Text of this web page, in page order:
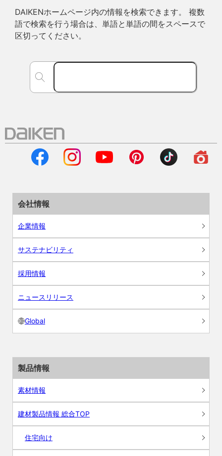
DAIKENホームページ内の情報を検索できます。 複数
語で検索を行う場合は、単語と単語の間をスペースで
区切ってください。
会社情報
企業情報
サステナビリティ
採用情報
ニュースリリース
Global
製品情報
素材情報
建材製品情報 総合TOP
住宅向け